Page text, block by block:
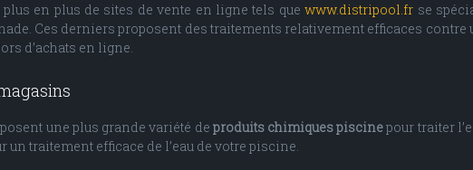
plus en plus de sites de vente en ligne tels quewww.distripool.fr se
Ces derniers proposent des traitements relativement efficaces
d’achats en ligne.
une plus grande variété de produits chimiques piscinepour traiter
un traitement efficace de l’eau de votre piscine.